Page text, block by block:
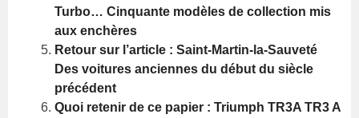
Turbo… Cinquante modèles de collection mis
aux enchères
Retour sur l’article : Saint-Martin-la-Sauveté
Des voitures anciennes du début du siècle
précédent
Quoi retenir de ce papier : Triumph TR3A TR3 A